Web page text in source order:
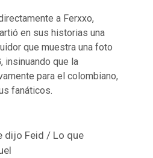
a Ferxxo,
en sus historias una
que muestra una foto
insinuando que la
para el colombiano,
fanáticos.
dijo Feid / Lo que